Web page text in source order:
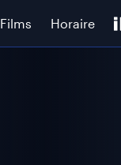
Films Horaire